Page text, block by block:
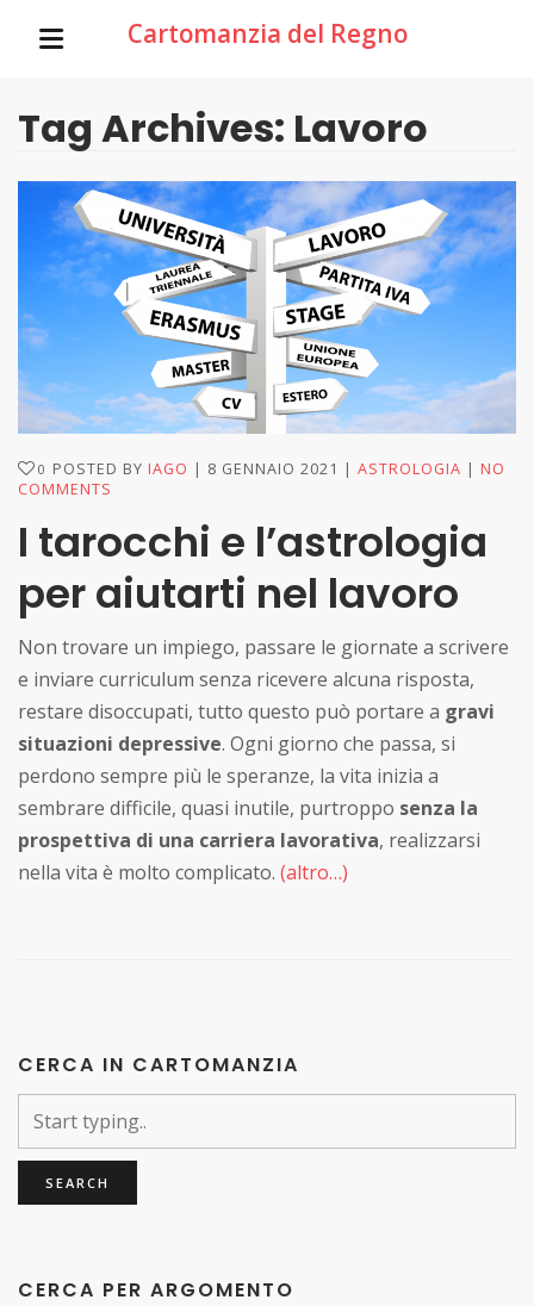
Cartomanzia del Regno
Tag Archives: Lavoro
0 POSTED BY IAGO 8 GENNAIO 2021 ASTROLOGIA
NO
COMMENTS
I tarocchi e l’astrologia
per aiutarti nel lavoro
Non trovare un impiego, passare le giornate a scrivere
e inviare curriculum senza ricevere alcuna risposta,
restare disoccupati, tutto questo può portare a gravi
situazioni depressive. Ogni giorno che passa, si
perdono sempre più le speranze, la vita inizia a
sembrare difficile, quasi inutile, purtroppo senza la
prospettiva di una carriera lavorativa, realizzarsi
nella vita è molto complicato. (altro…)
CERCA IN CARTOMANZIA
CERCA PER ARGOMENTO